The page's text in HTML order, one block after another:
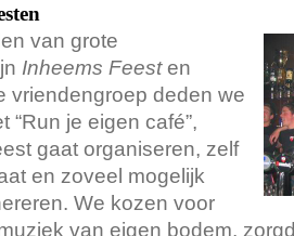
van grote
Inheems Feesten
vriendengroep deden we
“Run je eigen café”,
gaat organiseren, zelf
en zoveel mogelijk
We kozen voor
van eigen bodem,